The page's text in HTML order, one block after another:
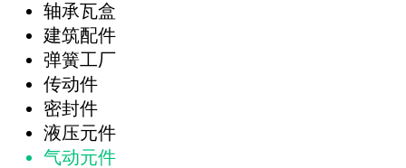
轴承瓦盒
建筑配件
弹簧工厂
传动件
密封件
液压元件
气动元件